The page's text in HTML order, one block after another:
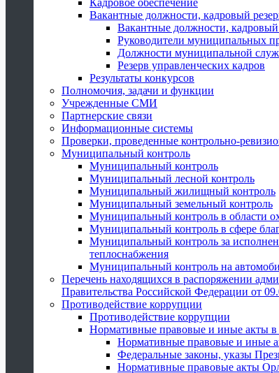
Кадровое обеспечение
Вакантные должности, кадровый
Вакантные должности, кадровый
Руководители муниципальных
Должности муниципальной
Резерв управленческих кадров
Результаты конкурсов
Полномочия, задачи и функции
Учрежденные СМИ
Партнерские связи
Информационные системы
Проверки, проведенные контрольно-
Муниципальный контроль
Муниципальный контроль
Муниципальный лесной контроль
Муниципальный жилищный контроль
Муниципальный земельный контроль
Муниципальный контроль в области
Муниципальный контроль в сфере
Муниципальный контроль за
теплоснабжения
Муниципальный контроль на
Перечень находящихся в распоряжении
Правительства Российской Федерации от
Противодействие коррупции
Противодействие коррупции
Нормативные правовые и иные акты в
Нормативные правовые и иные
Федеральные законы, указы
Нормативные правовые акты